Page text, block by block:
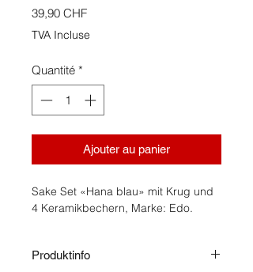
39,90 CHFPrix
TVA Incluse
Quantité *
Ajouter au panier
Sake Set «Hana blau» mit Krug und
4 Keramikbechern, Marke: Edo.
Produktinfo